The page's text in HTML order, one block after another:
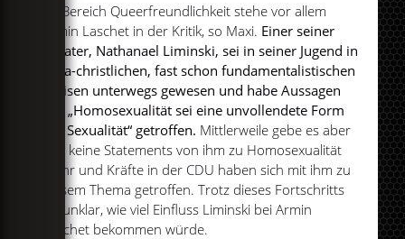
Im Bereich Queerfreundlichkeit stehe vor allem
Armin Laschet in der Kritik, so Maxi. Einer seiner
Berater, Nathanael Liminski, sei in seiner Jugend in
ultra-christlichen, fast schon fundamentalistischen
Kreisen unterwegs gewesen und habe Aussagen
wie „Homosexualität sei eine unvollendete Form
der Sexualität“ getroffen. Mittlerweile gebe es aber
fast keine Statements von ihm zu Homosexualität
mehr und Kräfte in der CDU haben sich mit ihm zu
diesem Thema getroffen. Trotz dieses Fortschritts
sei unklar, wie viel Einfluss Liminski bei Armin
Laschet bekommen würde.